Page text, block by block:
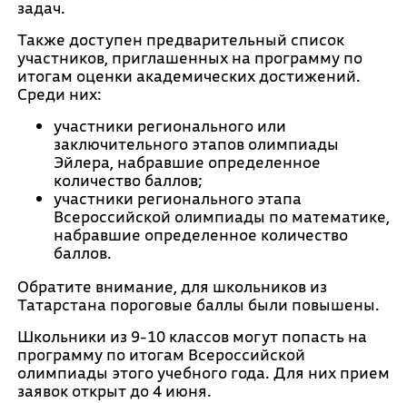
задач.
Также доступен предварительный список
участников, приглашенных на программу по
итогам оценки академических достижений.
Среди них:
участники регионального или
заключительного этапов олимпиады
Эйлера, набравшие определенное
количество баллов;
участники регионального этапа
Всероссийской олимпиады по математике,
набравшие определенное количество
баллов.
Обратите внимание, для школьников из
Татарстана пороговые баллы были повышены.
Школьники из 9-10 классов могут попасть на
программу по итогам Всероссийской
олимпиады этого учебного года. Для них прием
заявок открыт до 4 июня.